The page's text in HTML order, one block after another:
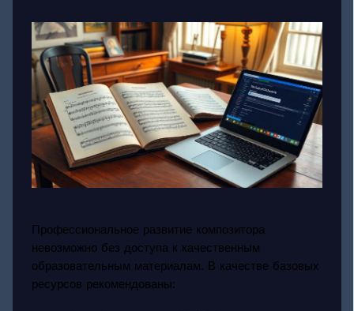
Профессиональное развитие композитора
невозможно без доступа к качественным
образовательным материалам. В качестве базовых
ресурсов рекомендованы: